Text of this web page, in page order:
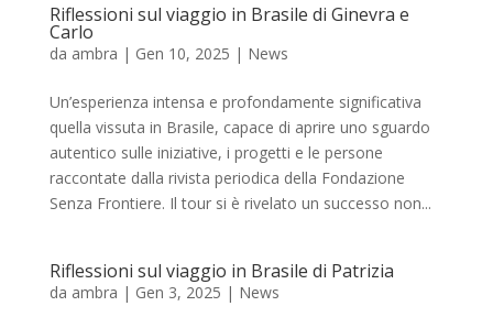
Riflessioni sul viaggio in Brasile di Ginevra e
Carlo
da ambra | Gen 10, 2025 | News
Un’esperienza intensa e profondamente significativa
quella vissuta in Brasile, capace di aprire uno sguardo
autentico sulle iniziative, i progetti e le persone
raccontate dalla rivista periodica della Fondazione
Senza Frontiere. Il tour si è rivelato un successo non...
Riflessioni sul viaggio in Brasile di Patrizia
da ambra | Gen 3, 2025 | News